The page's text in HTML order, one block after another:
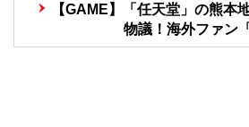
【GAME】「任天堂」の熊本
物議！海外ファン